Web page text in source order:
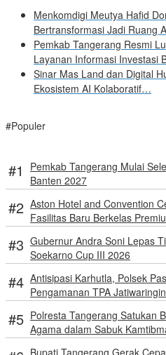
Menkomdigi Meutya Hafid
Bertransformasi Jadi Ruang
Pemkab Tangerang Resmi
Layanan Informasi Investasi
Sinar Mas Land dan Digital
Ekosistem AI Kolaboratif…
#Populer
Pemkab Tangerang Mulai
Banten 2027
Aston Hotel and Convention
Fasilitas Baru Berkelas
Gubernur Andra Soni Lepas
Soekarno Cup III 2026
Antisipasi Karhutla, Polsek
Pengamanan TPA Jatiwaringin
Polresta Tangerang Satukan
Agama dalam Sabuk